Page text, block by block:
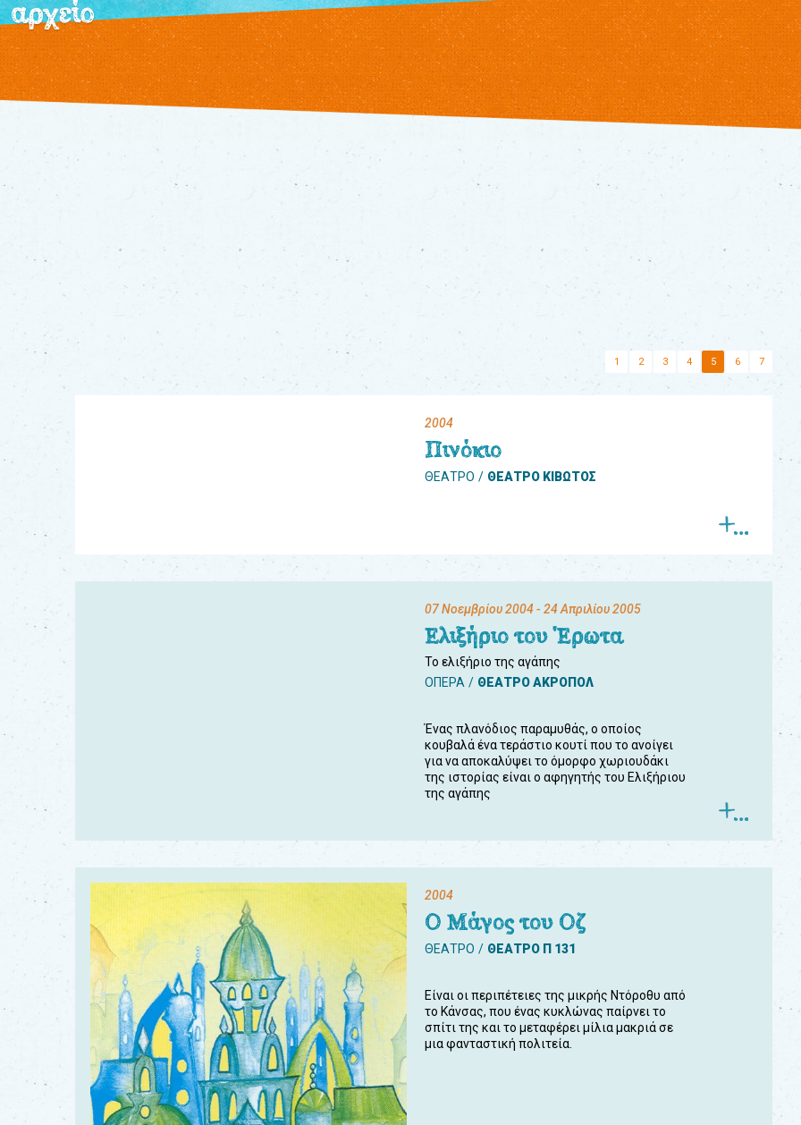
αρχείο
1 2 3 4 5 6 7
2004
Πινόκιο
ΘΕΑΤΡΟ ΘΕΑΤΡΟ ΚΙΒΩΤΟΣ
07 Νοεμβρίου 2004- 24 Απριλίου 2005
Ελιξήριο του Έρωτα
Το ελιξήριο της αγάπης
ΟΠΕΡΑ
ΘΕΑΤΡΟ ΑΚΡΟΠΟΛ
Ένας πλανόδιος παραμυθάς, ο οποίος
κουβαλά ένα τεράστιο κουτί που το ανοίγει
για να αποκαλύψει το όμορφο χωριουδάκι
της ιστορίας είναι ο αφηγητής του Ελιξήριου
της αγάπης
2004
Ο Μάγος του Οζ
ΘΕΑΤΡΟ ΘΕΑΤΡΟ Π 131
Είναι οι περιπέτειες της μικρής Ντόροθυ από
το Κάνσας, που ένας κυκλώνας παίρνει το
σπίτι της και το μεταφέρει μίλια μακριά σε
μια φανταστική πολιτεία.